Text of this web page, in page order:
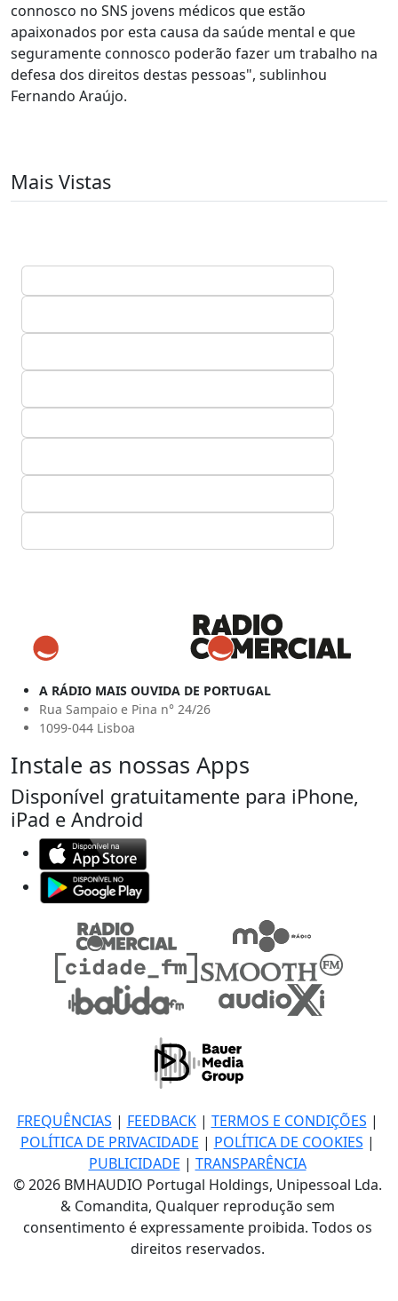
connosco no SNS jovens médicos que estão
apaixonados por esta causa da saúde mental e que
seguramente connosco poderão fazer um trabalho na
defesa dos direitos destas pessoas", sublinhou
Fernando Araújo.
Mais Vistas
A RÁDIO MAIS OUVIDA DE PORTUGAL
Rua Sampaio e Pina n° 24/26
1099-044 Lisboa
Instale as nossas Apps
Disponível gratuitamente para iPhone,
iPad e Android
FREQUÊNCIAS | FEEDBACK| TERMOS E CONDIÇÕES |
POLÍTICA DE PRIVACIDADE | POLÍTICA DE COOKIES |
PUBLICIDADE | TRANSPARÊNCIA
© 2026 BMHAUDIO Portugal Holdings, Unipessoal Lda.
& Comandita, Qualquer reprodução sem
consentimento é expressamente proibida. Todos os
direitos reservados.